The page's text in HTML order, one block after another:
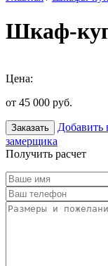
Шкаф-
Цена:
от 45 000 руб.
Заказать Добавить
замерщика
Получить расчет